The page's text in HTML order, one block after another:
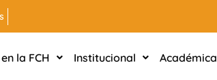
la FCH Institucional Académica